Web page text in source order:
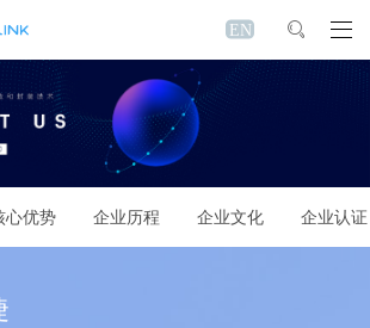
EN
心优势 企业历程 企业文化 企业认证